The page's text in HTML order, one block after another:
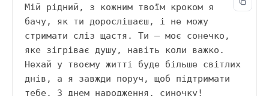
Мій рідний, з кожним твоїм кроком я
бачу, як ти дорослішаєш, і не можу
стримати сліз щастя. Ти — моє сонечко,
яке зігріває душу, навіть коли важко.
Нехай у твоєму житті буде більше світлих
днів, а я завжди поруч, щоб підтримати
тебе. З днем народження, синочку!